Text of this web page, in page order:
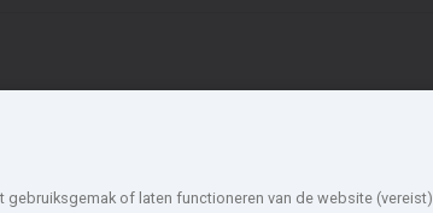
in deze
projecten Wormerland Zaanstad
gebruiksgemak of laten functioneren van de website (vereist)